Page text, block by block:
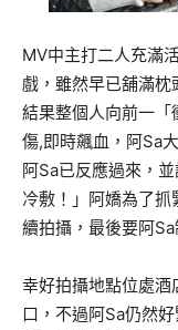
MV中主打二人充滿
戲，雖然早已舖滿枕
結果整個人向前一「
傷,即時飆血，阿Sa
阿Sa已反應過來，
冷敷！」阿嬌為了
續拍攝，最後要阿
幸好拍攝地點位處
口，不過阿Sa仍然